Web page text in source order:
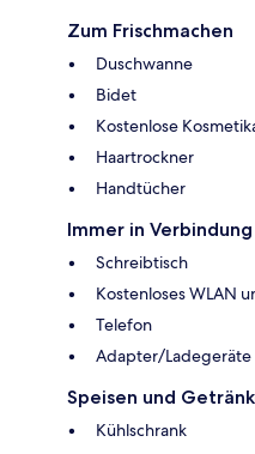
Zum Frischmachen
Duschwanne
Bidet
Kostenlose
Haartrockner
Handtücher
Immer in
Schreibtisch
Kostenloses WLAN
Telefon
Adapter/Ladegeräte
Speisen und
Kühlschrank